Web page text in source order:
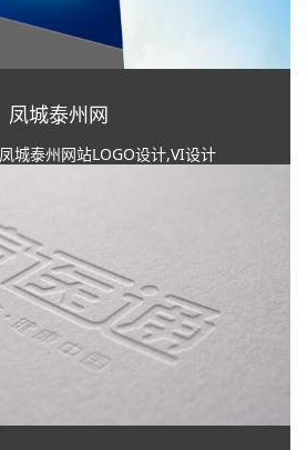
凤城泰州网
城泰州网站LOGO设计,VI设计